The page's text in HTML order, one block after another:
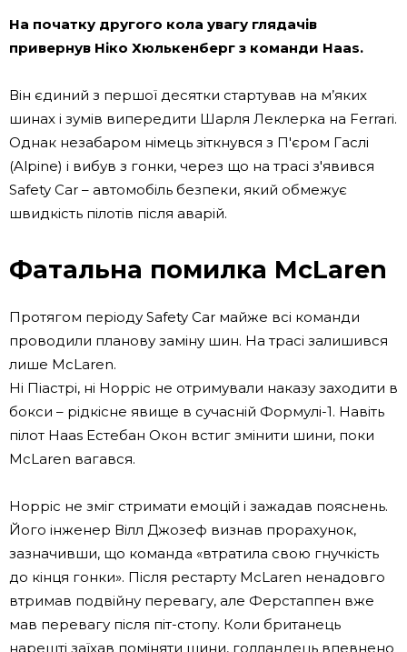
На початку другого кола увагу глядачів
привернув Ніко Хюлькенберг з команди Haas.
Він єдиний з першої десятки стартував на м’яких
шинах і зумів випередити Шарля Леклерка на Ferrari.
Однак незабаром німець зіткнувся з П'єром Гаслі
(Alpine) і вибув з гонки, через що на трасі з'явився
Safety Car – автомобіль безпеки, який обмежує
швидкість пілотів після аварій.
Фатальна помилка McLaren
Протягом періоду Safety Car майже всі команди
проводили планову заміну шин. На трасі залишився
лише McLaren.
Ні Піастрі, ні Норріс не отримували наказу заходити в
бокси – рідкісне явище в сучасній Формулі-1. Навіть
пілот Haas Естебан Окон встиг змінити шини, поки
McLaren вагався.
Норріс не зміг стримати емоцій і зажадав пояснень.
Його інженер Вілл Джозеф визнав прорахунок,
зазначивши, що команда «втратила свою гнучкість
до кінця гонки». Після рестарту McLaren ненадовго
втримав подвійну перевагу, але Ферстаппен вже
мав перевагу після піт-стопу. Коли британець
нарешті заїхав поміняти шини, голландець впевнено